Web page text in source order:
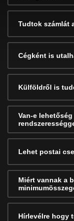
Tudtok számlát
Cégként is
Külföldről is
Van-e
Lehet postai
Miért vannak a
Hírlevélre hogy